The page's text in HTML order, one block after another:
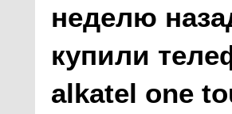
неделю
купили
alkatel one